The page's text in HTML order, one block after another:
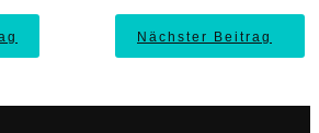
Nächster Beitrag